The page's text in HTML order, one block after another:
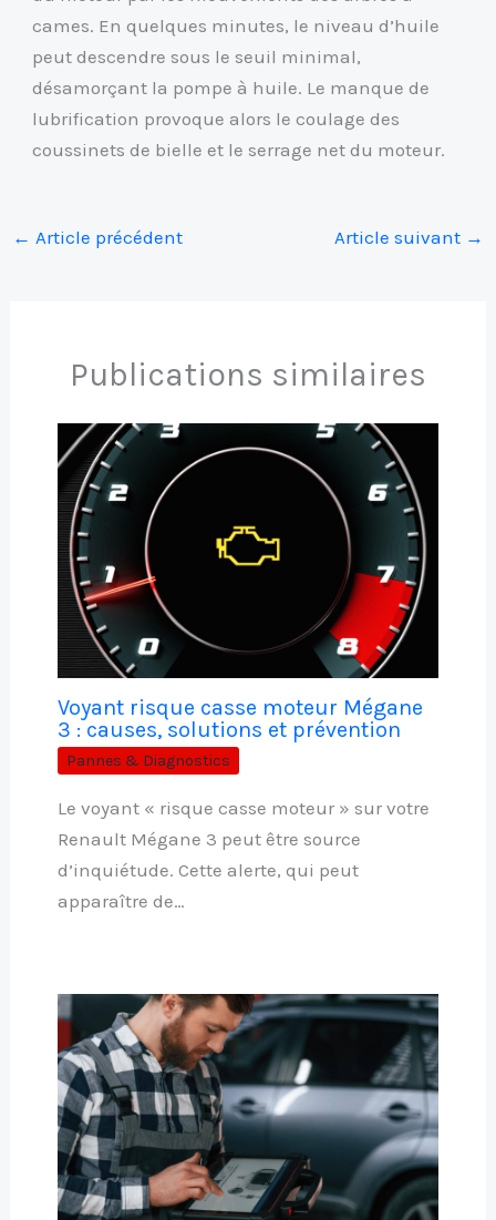
cames. En quelques minutes, le niveau d’huile
peut descendre sous le seuil minimal,
désamorçant la pompe à huile. Le manque de
lubrification provoque alors le coulage des
coussinets de bielle et le serrage net du moteur.
← Article précédent Article suivant →
Publications similaires
Voyant risque casse moteur Mégane
3 : causes, solutions et prévention
Pannes & Diagnostics
Le voyant « risque casse moteur » sur votre
Renault Mégane 3 peut être source
d’inquiétude. Cette alerte, qui peut
apparaître de…